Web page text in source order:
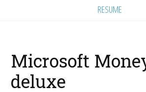
RESUME
Microsoft
deluxe